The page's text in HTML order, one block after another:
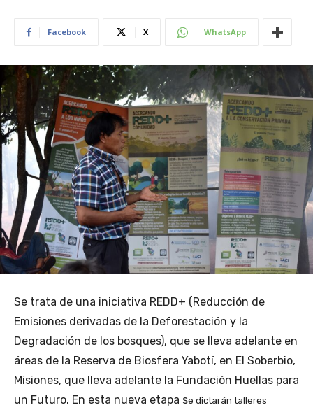
Facebook X WhatsApp
Se trata de una iniciativa REDD+ (Reducción de
Emisiones derivadas de la Deforestación y la
Degradación de los bosques), que se lleva adelante en
áreas de la Reserva de Biosfera Yabotí, en El Soberbio,
Misiones, que lleva adelante la Fundación Huellas para
un Futuro. En esta nueva etapa se dictarán talleres